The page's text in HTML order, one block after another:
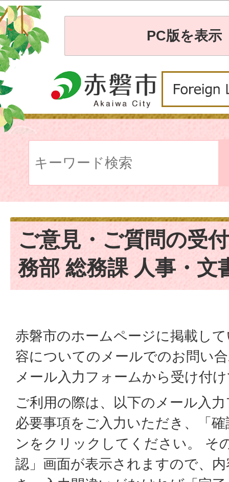
PC版を表示
ご意見・ご質問の受
務部 総務課 人事・文
赤磐市のホームページに掲載し
容についてのメールでのお問い
メール入力フォームから受け付
ご利用の際は、以下のメール入
必要事項をご入力いただき、「
ンをクリックしてください。 そ
認」画面が表示されますので、